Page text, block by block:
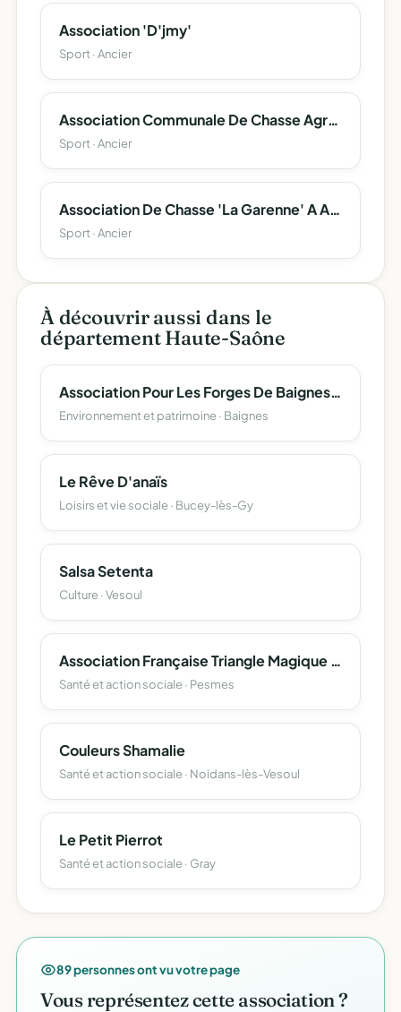
Association 'D'jmy'
Sport · Ancier
Association Communale De Chasse Agréée D'ancier
Sport · Ancier
Association De Chasse 'La Garenne' A Ancier
Sport · Ancier
À découvrir aussi dans le
département Haute-Saône
Association Pour Les Forges De Baignes (Afb)
Environnement et patrimoine · Baignes
Le Rêve D'anaïs
Loisirs et vie sociale · Bucey-lès-Gy
Salsa Setenta
Culture · Vesoul
Association Française Triangle Magique 70
Santé et action sociale · Pesmes
Couleurs Shamalie
Santé et action sociale · Noidans-lès-Vesoul
Le Petit Pierrot
Santé et action sociale · Gray
89 personnes ont vu votre page
Vous représentez cette association ?